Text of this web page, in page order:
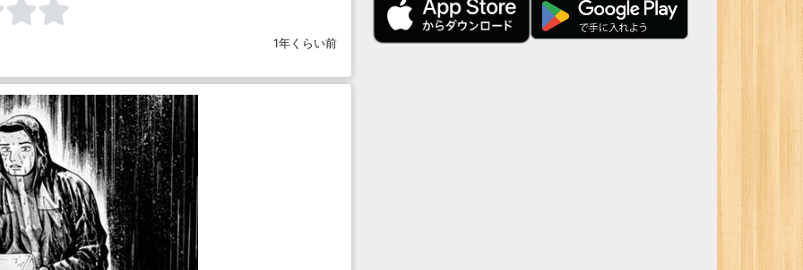
1年くらい前